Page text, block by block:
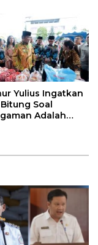
Yulius Ingatkan
Soal
Adalah